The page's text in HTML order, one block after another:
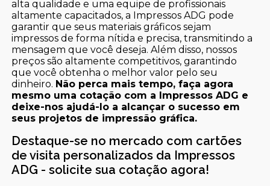
alta qualidade e uma equipe de profissionais
altamente capacitados, a Impressos ADG pode
garantir que seus materiais gráficos sejam
impressos de forma nítida e precisa, transmitindo a
mensagem que você deseja. Além disso, nossos
preços são altamente competitivos, garantindo
que você obtenha o melhor valor pelo seu
dinheiro. Não perca mais tempo, faça agora
mesmo uma cotação com a Impressos ADG e
deixe-nos ajudá-lo a alcançar o sucesso em
seus projetos de impressão gráfica.
Destaque-se no mercado com cartões
de visita personalizados da Impressos
ADG - solicite sua cotação agora!